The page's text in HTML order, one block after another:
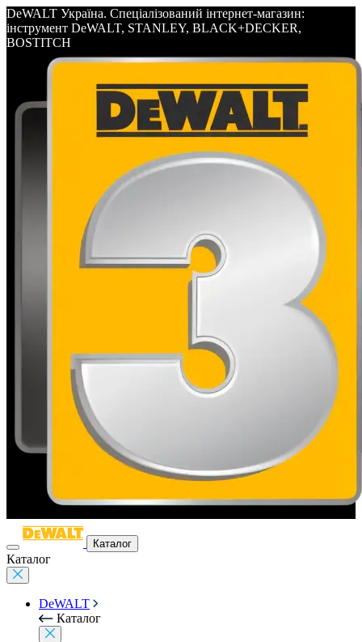
DeWALT Україна. Спеціалізований інтернет-магазин:
інструмент DeWALT, STANLEY, BLACK+DECKER,
BOSTITCH
Каталог
Каталог
DeWALT
Каталог